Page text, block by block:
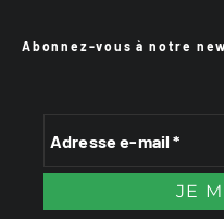
Abonnez-vous à notre